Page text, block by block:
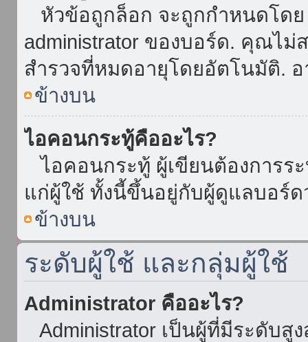
หัวข้อถูกล็อก จะถูกกำหนดโดย
administrator ของบอร์ด. คุณไ
สำรวจที่หมดอายุโดยอัตโนมัติ.
ข้างบน
ไอคอนกระทู้คืออะไร?
ไอคอนกระทู้ ผู้เขียนต้องการร
แก่ผู้ใช้ ทั้งนี้ขึ้นอยู่กับผู้ดูแลบอร์
ข้างบน
ระดับผู้ใช้ และกลุ่มผู้ใช้
Administrator คืออะไร?
Administrator เป็นผู้ที่มีระดับ